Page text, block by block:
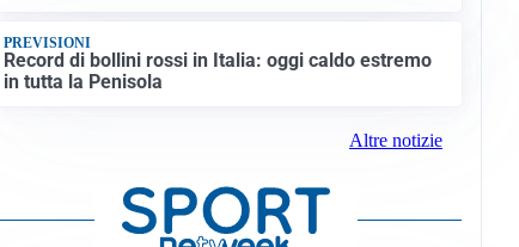
PREVISIONI
Record di bollini rossi in Italia: oggi caldo estremo
in tutta la Penisola
Altre notizie